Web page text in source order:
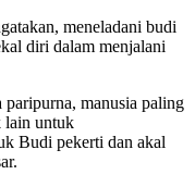
meneladani budi
diri dalam menjalani
manusia paling
lain untuk
Budi pekerti dan akal